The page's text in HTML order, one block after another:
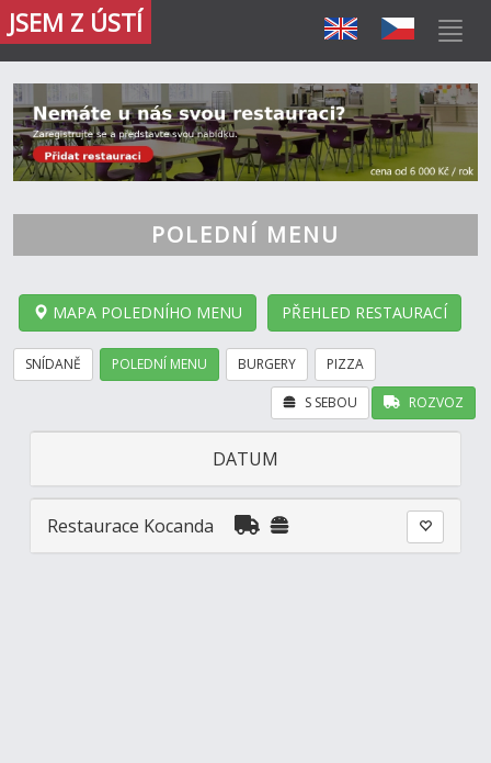
JSEM Z ÚSTÍ
POLEDNÍ MENU
MAPA POLEDNÍHO MENU PŘEHLED RESTAURACÍ
SNÍDANĚ POLEDNÍ MENU BURGERY PIZZA
ROZVOZ
S SEBOU
DATUM
Restaurace Kocanda